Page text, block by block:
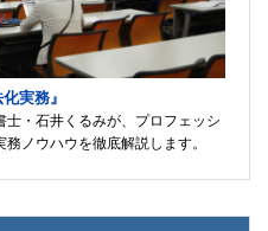
実務』
士・石井くるみが、プロフェッシ
ノウハウを徹底解説します。